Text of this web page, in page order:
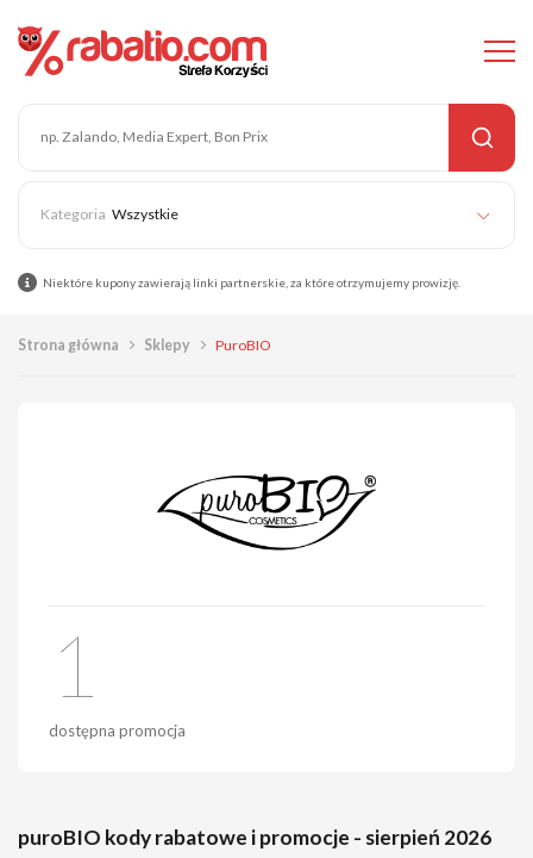
Wszystkie
Niektóre kupony zawierają linki partnerskie, za które otrzymujemy prowizję.
Strona główna Sklepy PuroBIO
1
dostępna promocja
puroBIO kody rabatowe i promocje - sierpień 2026